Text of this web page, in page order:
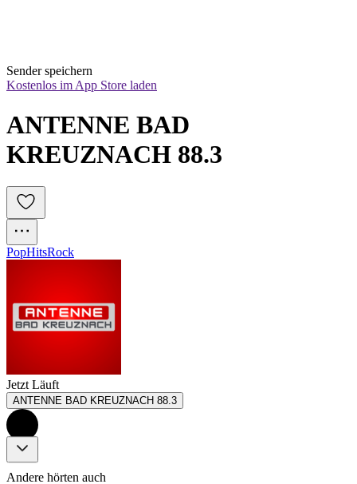
Sender speichern
Kostenlos im App Store laden
ANTENNE BAD
PopHitsRock
Jetzt Läuft
ANTENNE BAD KREUZNACH 88.3
Andere hörten auch